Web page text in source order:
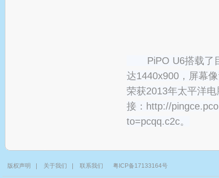
PiPO U6搭载了
达1440x900，屏幕
荣获2013年太平洋
接： http://
to=pcqq.c2c。
版权声明 关于我们 联系我们 粤ICP备17133164号